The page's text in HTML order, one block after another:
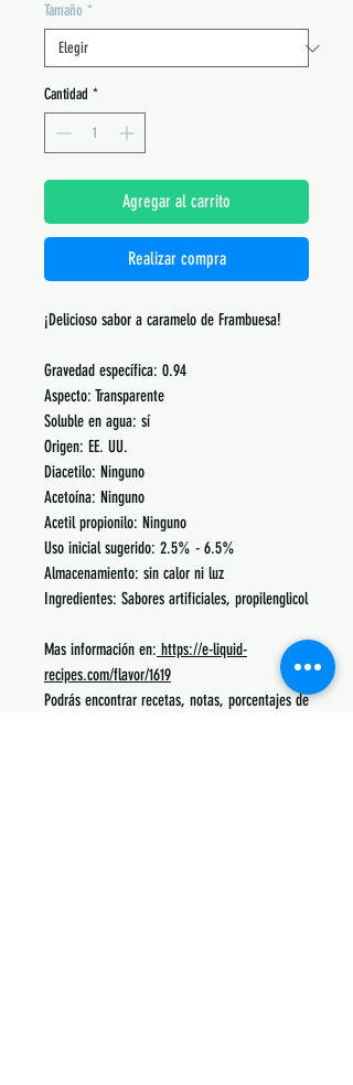
Tamaño *
Cantidad *
Agregar al carrito
Realizar compra
¡Delicioso sabor a caramelo de Frambuesa!
Gravedad específica: 0.94
Aspecto: Transparente
Soluble en agua: sí
Origen: EE. UU.
Diacetilo: Ninguno
Acetoína: Ninguno
Acetil propionilo: Ninguno
Uso inicial sugerido: 2.5% - 6.5%
Almacenamiento: sin calor ni luz
Ingredientes: Sabores artificiales, propilenglicol
Mas información en: https://e-liquid-
recipes.com/flavor/1619
Podrás encontrar recetas, notas, porcentajes de